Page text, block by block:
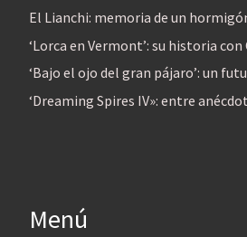
El Lianchi: memoria de un
‘Lorca en Vermont’: su historia
‘Bajo el ojo del gran pájaro’: un
‘Dreaming Spires IV»: entre
Menú